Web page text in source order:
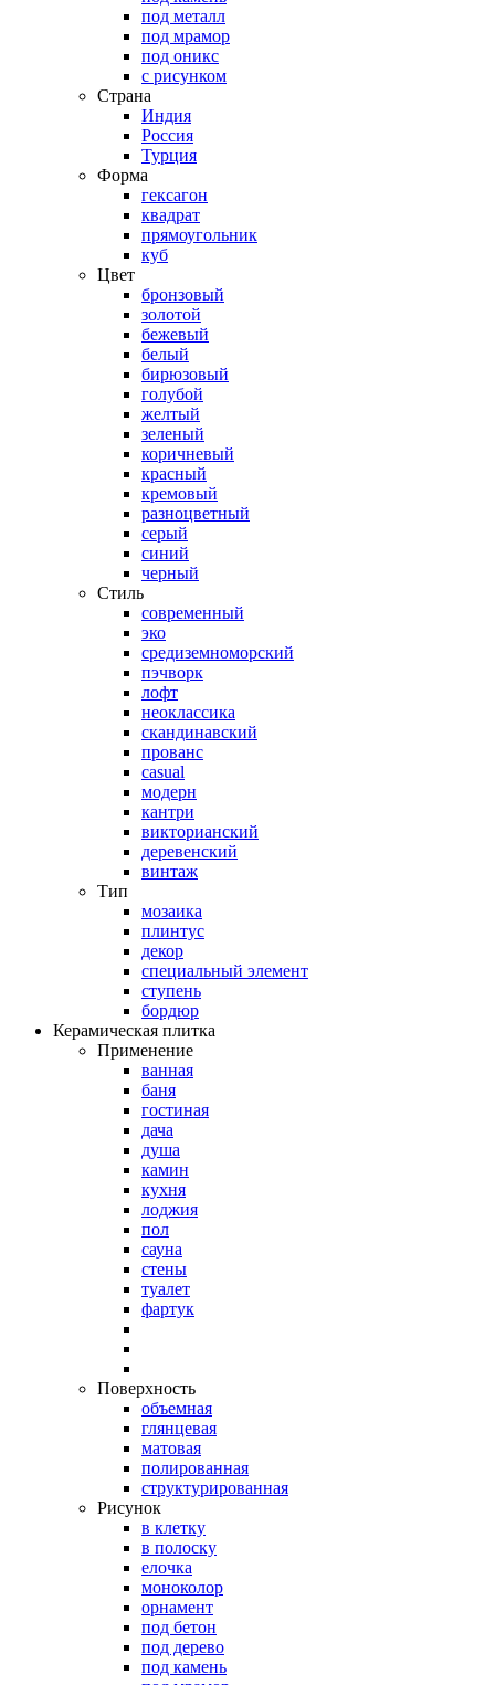
под металл
под мрамор
под оникс
с рисунком
Страна
Индия
Россия
Турция
Форма
гексагон
квадрат
прямоугольник
куб
Цвет
бронзовый
золотой
бежевый
белый
бирюзовый
голубой
желтый
зеленый
коричневый
красный
кремовый
разноцветный
серый
синий
черный
Стиль
современный
эко
средиземноморский
пэчворк
лофт
неоклассика
скандинавский
прованс
casual
модерн
кантри
викторианский
деревенский
винтаж
Тип
мозаика
плинтус
декор
специальный элемент
ступень
бордюр
Керамическая плитка
Применение
ванная
баня
гостиная
дача
душа
камин
кухня
лоджия
пол
сауна
стены
туалет
фартук
Поверхность
объемная
глянцевая
матовая
полированная
структурированная
Рисунок
в клетку
в полоску
елочка
моноколор
орнамент
под бетон
под дерево
под камень